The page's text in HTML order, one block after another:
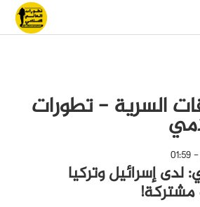
السرية - تطورات
إسرائيل وتركيا
مشتركة!